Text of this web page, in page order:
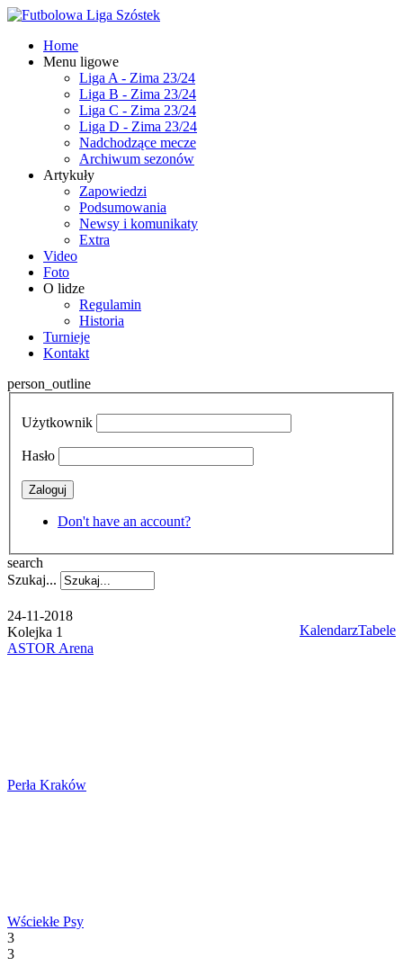
Home
Menu ligowe
Liga A - Zima 23/24
Liga B - Zima 23/24
Liga C - Zima 23/24
Liga D - Zima 23/24
Nadchodzące mecze
Archiwum sezonów
Artykuły
Zapowiedzi
Podsumowania
Newsy i komunikaty
Extra
Video
Foto
O lidze
Regulamin
Historia
Turnieje
Kontakt
person_outline
Użytkownik
Hasło
Zaloguj
Don't have an account?
search
Szukaj...
KalendarzTabele
24-11-2018
Kolejka 1
ASTOR Arena
Perła Kraków
Wściekłe Psy
3
3